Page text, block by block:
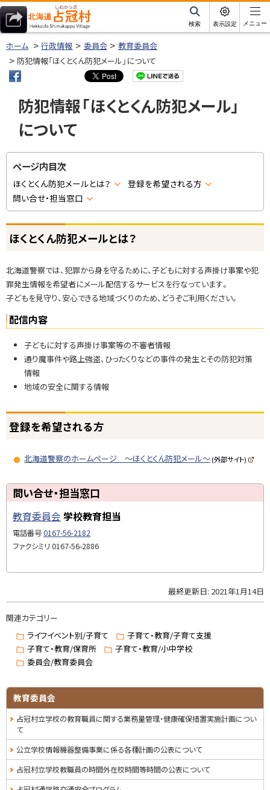
本
文
へ北海道占冠村
サ
イ
検索 表示設定 メニュー
ホーム 行政情報 委員会
教育委員会
防犯情報「ほくとくん防犯メール」について
防犯情報「ほくとくん防犯メール」
について
ページ内目次
ほくとくん防犯メールとは？
登録を希望される方
問い合せ・担当窓口
ほくとくん防犯メールとは？
北海道警察では、犯罪から身を守るために、子どもに対する声掛け事案や犯
罪発生情報を希望者にメール配信するサービスを行なっています。
子どもを見守り、安心できる地域づくりのため、どうぞご利用ください。
配信内容
子どもに対する声掛け事案等の不審者情報
通り魔事件や路上強盗、ひったくりなどの事件の発生とその防犯対策
情報
地域の安全に関する情報
ッ
る
登録を希望される方
北海道警察のホームページ ～ほくとくん防犯メール～(外部サイト)
規
ッ
プ
に
戻
問い合せ・担当窓口
教育委員会 学校教育担当
電話番号0167-56-2182
ファクシミリ 0167-56-2886
ッ
プ
最終更新日: 2021年1月14日
関連カテゴリー
ライフイベント別/子育て
子育て・教育/子育て支援
子育て・教育/保育所
子育て・教育/小中学校
委員会/教育委員会
教育委員会
占冠村立学校の教育職員に関する業務量管理・健康確保措置実施計画につい
て
公立学校情報機器整備事業に係る各種計画の公表について
占冠村立学校教職員の時間外在校時間等時間の公表について